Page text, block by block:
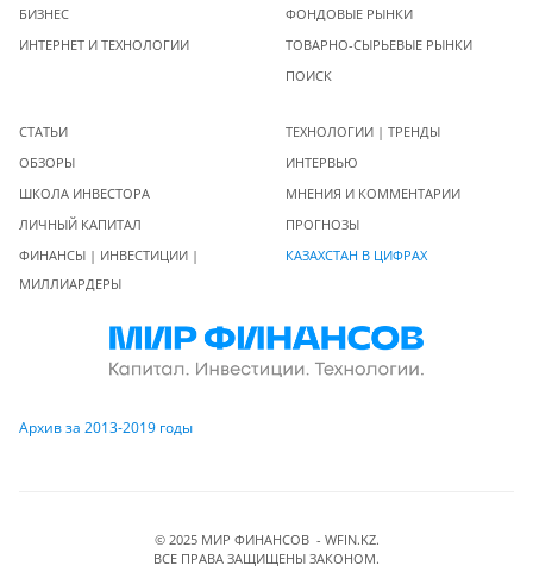
БИЗНЕС
ИНТЕРНЕТ И ТЕХНОЛОГИИ
ФОНДОВЫЕ РЫНКИ
ТОВАРНО-СЫРЬЕВЫЕ РЫНКИ
ПОИСК
СТАТЬИ
ОБЗОРЫ
ШКОЛА ИНВЕСТОРА
ЛИЧНЫЙ КАПИТАЛ
ФИНАНСЫ | ИНВЕСТИЦИИ |
МИЛЛИАРДЕРЫ
ТЕХНОЛОГИИ | ТРЕНДЫ
ИНТЕРВЬЮ
МНЕНИЯ И КОММЕНТАРИИ
ПРОГНОЗЫ
КАЗАХСТАН В ЦИФРАХ
Архив за 2013-2019 годы
© 2025 МИР ФИНАНСОВ - WFIN.KZ.
ВСЕ ПРАВА ЗАЩИЩЕНЫ ЗАКОНОМ.